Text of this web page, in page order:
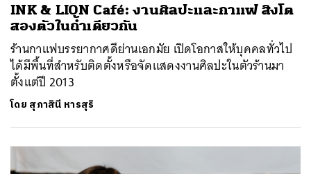
INK & LION Café: งานศิลปะและกาแฟ สิงโต
สองตัวในถ้ำเดียวกัน
ร้านกาแฟบรรยากาศดีย่านเอกมัย เปิดโอกาสให้บุคคลทั่วไป
ได้มีพื้นที่สำหรับติดตั้งหรือจัดแสดงงานศิลปะในตัวร้านมา
ตั้งแต่ปี 2013
โดย สุภาสินี หารสุริ
ค้นหา
SHARE TWEET LINE EMAIL